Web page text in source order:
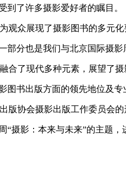
到了许多摄影爱好者的瞩目。
观众展现了摄影图书的多元
部分也是我们与北京国际摄影
合了现代多种元素，展望了摄
图书出版方面的领先地位及专
版协会摄影出版工作委员会
“摄影：本来与未来”的主题